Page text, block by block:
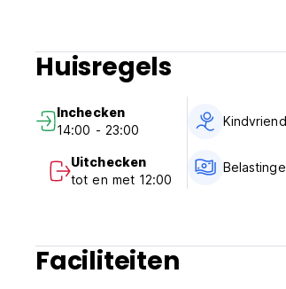
24 uur receptie.
Inchecken vanaf 14.00 uur.
De in- en uitchecktijden kunnen flexibel
Betaling bij aankomst met contant geld,
Deze accommodatie kan voor
Algemeen:
Huisregels
Inchecken
14:00 - 23:00
Uitchecken
tot en met 12:00
Faciliteiten